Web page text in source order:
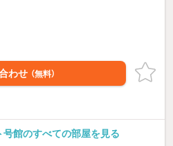
わせ （無料）
館のすべての部屋を見る